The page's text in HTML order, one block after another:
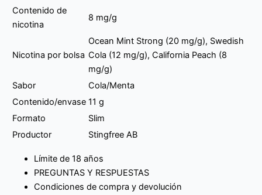
Contenido de
nicotina
8 mg/g
Nicotina por bolsa
Ocean Mint Strong (20 mg/g), Swedish
Cola (12 mg/g), California Peach (8
mg/g)
Sabor
Cola/Menta
Contenido/envase 11 g
Formato
Slim
Productor
Stingfree AB
Límite de 18 años
PREGUNTAS Y RESPUESTAS
Condiciones de compra y devolución